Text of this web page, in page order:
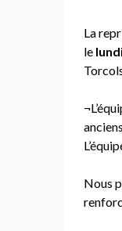
La
le
Nous